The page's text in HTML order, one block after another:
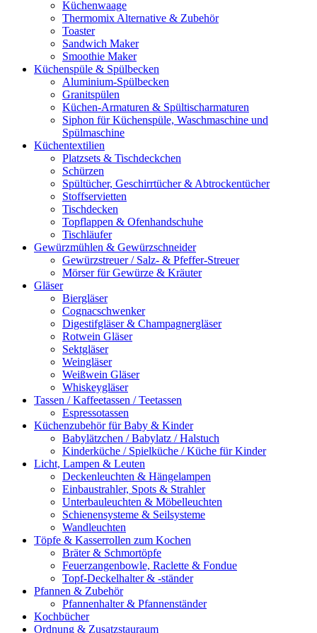
Küchenwaage
Thermomix Alternative & Zubehör
Toaster
Sandwich Maker
Smoothie Maker
Küchenspüle & Spülbecken
Aluminium-Spülbecken
Granitspülen
Küchen-Armaturen & Spültischarmaturen
Siphon für Küchenspüle, Waschmaschine und
Spülmaschine
Küchentextilien
Platzsets & Tischdeckchen
Schürzen
Spültücher, Geschirrtücher & Abtrockentücher
Stoffservietten
Tischdecken
Topflappen & Ofenhandschuhe
Tischläufer
Gewürzmühlen & Gewürzschneider
Gewürzstreuer / Salz- & Pfeffer-Streuer
Mörser für Gewürze & Kräuter
Gläser
Biergläser
Cognacschwenker
Digestifgläser & Champagnergläser
Rotwein Gläser
Sektgläser
Weingläser
Weißwein Gläser
Whiskeygläser
Tassen / Kaffeetassen / Teetassen
Espressotassen
Küchenzubehör für Baby & Kinder
Babylätzchen / Babylatz / Halstuch
Kinderküche / Spielküche / Küche für Kinder
Licht, Lampen & Leuten
Deckenleuchten & Hängelampen
Einbaustrahler, Spots & Strahler
Unterbauleuchten & Möbelleuchten
Schienensysteme & Seilsysteme
Wandleuchten
Töpfe & Kasserrollen zum Kochen
Bräter & Schmortöpfe
Feuerzangenbowle, Raclette & Fondue
Topf-Deckelhalter & -ständer
Pfannen & Zubehör
Pfannenhalter & Pfannenständer
Kochbücher
Ordnung & Zusatzstauraum